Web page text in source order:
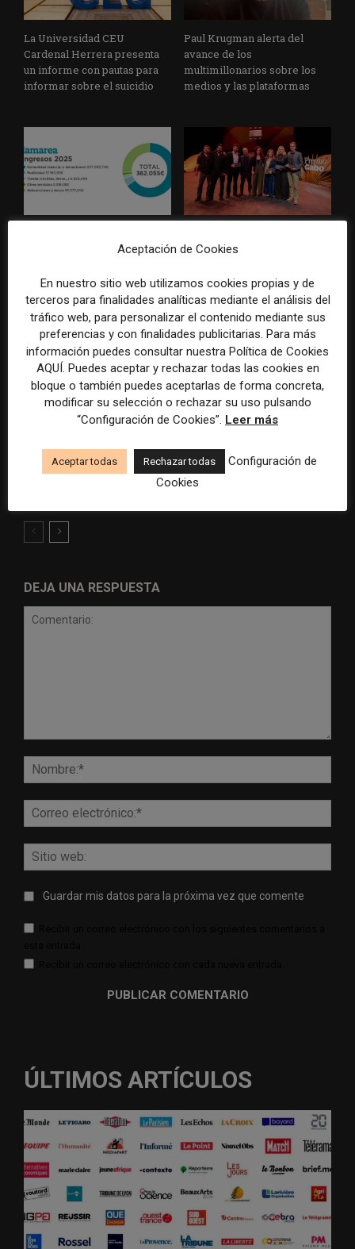
La Universidad CEU
Cardenal Herrera presenta
un informe con pautas para
informar sobre el suicidio
Paul Krugman alerta del
avance de los
multimillonarios sobre los
medios y las plataformas
euros
reconoce cinco historias de
sobre el poder, la memoria y
la violencia
establece un sistema de
control para el uso de la
especial para la mejor
cobertura periodística del
DEJA UNA RESPUESTA
Guardar mis datos para la próxima vez que comente
ÚLTIMOS ARTÍCULOS
Aceptación de Cookies
En nuestro sitio web utilizamos cookies propias y de
terceros para finalidades analíticas mediante el análisis del
tráfico web, para personalizar el contenido mediante sus
preferencias y con finalidades publicitarias. Para más
información puedes consultar nuestra Política de Cookies
AQUÍ. Puedes aceptar y rechazar todas las cookies en
bloque o también puedes aceptarlas de forma concreta,
modificar su selección o rechazar su uso pulsando
“Configuración de Cookies”. Leer más
Aceptar todas Rechazar todas
Configuración de
Cookies